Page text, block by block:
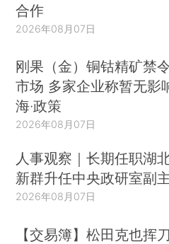
合作
2026年08月07日
刚果（金）铜钴精矿禁
市场 多家企业称暂无影
海·政策
2026年08月07日
人事观察｜长期任职湖
新群升任中央政研室副
2026年08月07日
【交易簿】松田克也挥